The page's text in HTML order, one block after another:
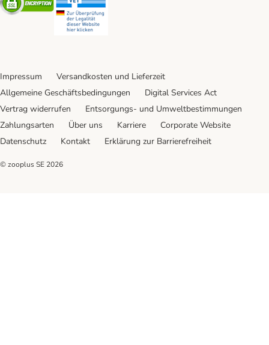
Impressum
Versandkosten und Lieferzeit
Allgemeine Geschäftsbedingungen
Digital Services Act
Vertrag widerrufen
Entsorgungs- und Umweltbestimmungen
Zahlungsarten
Über uns Karriere
Corporate Website
Datenschutz
Kontakt Erklärung zur Barrierefreiheit
© zooplus SE 2026